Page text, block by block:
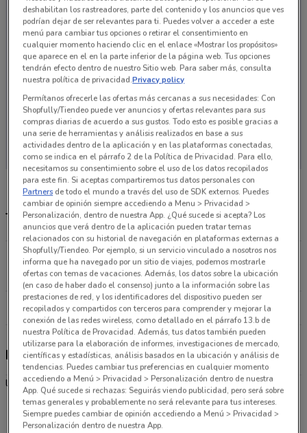
En este momento no hay ofertas vigentes
Tiendas Librería Maranatha más cercanas
Av. Montevideo No. 363 Gustavo A Madero
12.6 km
Todas las tiendas Librería Maranatha
Librería Maranatha
libros
Ofertas folletos y catálogos por ciudad a tu
deshabilitan los rastreadores, parte del contenido y los anuncios que ves
podrían dejar de ser relevantes para ti. Puedes volver a acceder a este
menú para cambiar tus opciones o retirar el consentimiento en
cualquier momento haciendo clic en el enlace «Mostrar los propósitos»
que aparece en el en la parte inferior de la página web. Tus opciones
tendrán efecto dentro de nuestro Sitio web. Para saber más, consulta
nuestra política de privacidad.Privacy policy
Permítanos ofrecerle las ofertas más cercanas a sus necesidades: Con
Shopfully/Tiendeo puede ver anuncios y ofertas relevantes para sus
compras diarias de acuerdo a sus gustos. Todo esto es posible gracias a
una serie de herramientas y análisis realizados en base a sus
actividades dentro de la aplicación y en las plataformas conectadas,
como se indica en el párrafo 2 de la Política de Privacidad. Para ello,
necesitamos su consentimiento sobre el uso de los datos recopilados
para este fin. Si aceptas compartiremos tus datos personales con
Partners de todo el mundo a través del uso de SDK externos. Puedes
cambiar de opinión siempre accediendo a Menu > Privacidad >
Personalización, dentro de nuestra App. ¿Qué sucede si acepta? Los
anuncios que verá dentro de la aplicación pueden tratar temas
relacionados con su historial de navegación en plataformas externas a
Shopfully/Tiendeo. Por ejemplo, si un servicio vinculado a nosotros nos
informa que ha navegado por un sitio de viajes, podemos mostrarle
ofertas con temas de vacaciones. Además, los datos sobre la ubicación
(en caso de haber dado el consenso) junto a la información sobre las
prestaciones de red, y los identificadores del dispositivo pueden ser
recopilados y compartidos con terceros para comprender y mejorar la
conexión de las redes wireless, como detallado en el párrafo 13.b de
nuestra Política de Provacidad. Además, tus datos también pueden
utilizarse para la elaboración de informes, investigaciones de mercado,
científicas y estadísticas, análisis basados en la ubicación y análisis de
tendencias. Puedes cambiar tus preferencias en cualquier momento
accediendo a Menú > Privacidad > Personalización dentro de nuestra
App. Qué sucede si rechazas: Seguirás viendo publicidad, pero será sobre
temas generales y probablemente no será relevante para tus intereses.
Siempre puedes cambiar de opinión accediendo a Menú > Privacidad >
Personalización dentro de nuestra App.